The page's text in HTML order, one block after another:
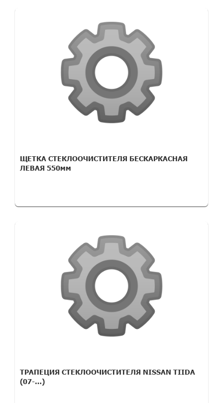
ЩЕТКА СТЕКЛООЧИСТИТЕЛЯ БЕСКАРКАСНАЯ
ЛЕВАЯ 550мм
ТРАПЕЦИЯ СТЕКЛООЧИСТИТЕЛЯ NISSAN TIIDA
(07-…)